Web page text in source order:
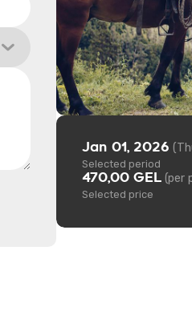
Jan 01, 2026
Selected period
470,00 GEL (per
Selected price